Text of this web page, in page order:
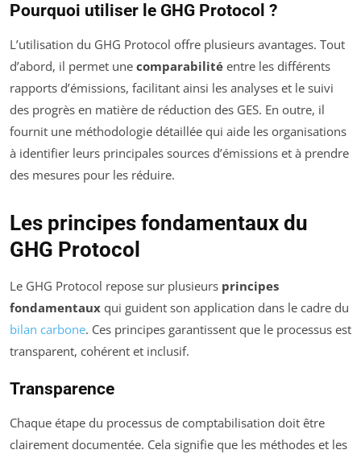
Pourquoi utiliser le GHG Protocol ?
L’utilisation du GHG Protocol offre plusieurs avantages. Tout
d’abord, il permet une comparabilité entre les différents
rapports d’émissions, facilitant ainsi les analyses et le suivi
des progrès en matière de réduction des GES. En outre, il
fournit une méthodologie détaillée qui aide les organisations
à identifier leurs principales sources d’émissions et à prendre
des mesures pour les réduire.
Les principes fondamentaux du
GHG Protocol
Le GHG Protocol repose sur plusieurs principes
fondamentaux qui guident son application dans le cadre du
bilan carbone. Ces principes garantissent que le processus est
transparent, cohérent et inclusif.
Transparence
Chaque étape du processus de comptabilisation doit être
clairement documentée. Cela signifie que les méthodes et les